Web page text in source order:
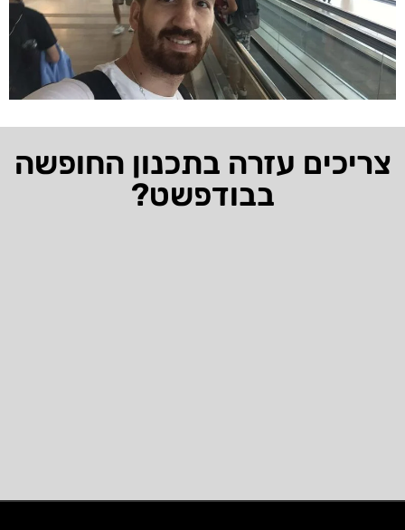
צריכים עזרה בתכנון החופשה
בבודפשט?